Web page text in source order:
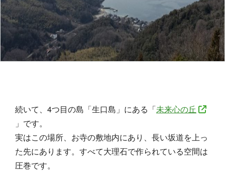
続いて、4つ目の島「生口島」にある「未来心の丘
」です。
実はこの場所、お寺の敷地内にあり、長い坂道を上っ
た先にあります。すべて大理石で作られている空間は
圧巻です。